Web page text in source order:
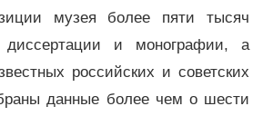
музея более пяти тысяч
диссертации и монографии, а
российских и советских
данные более чем о шести